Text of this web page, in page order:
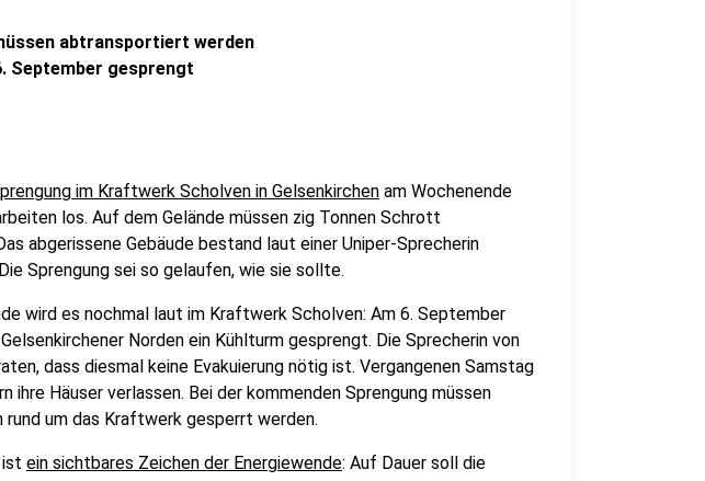
abtransportiert werden
September gesprengt
im Kraftwerk Scholven in Gelsenkirchen am Wochenende
los. Auf dem Gelände müssen zig Tonnen Schrott
abgerissene Gebäude bestand laut einer Uniper-Sprecherin
Sprengung sei so gelaufen, wie sie sollte.
wird es nochmal laut im Kraftwerk Scholven: Am 6. September
Norden ein Kühlturm gesprengt. Die Sprecherin von
dass diesmal keine Evakuierung nötig ist. Vergangenen Samstag
ihre Häuser verlassen. Bei der kommenden Sprengung müssen
rund um das Kraftwerk gesperrt werden.
ist ein sichtbares Zeichen der Energiewende: Auf Dauer soll die